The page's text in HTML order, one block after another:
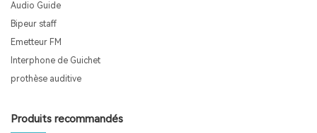
Audio Guide
Bipeur staff
Emetteur FM
Interphone de Guichet
prothèse auditive
Produits recommandés